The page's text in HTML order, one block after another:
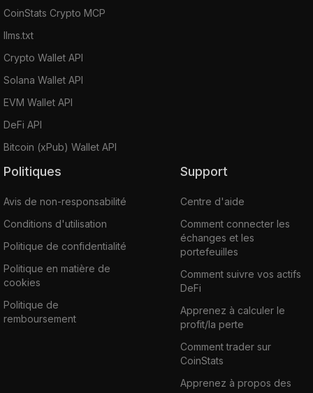
CoinStats Crypto MCP
llms.txt
Crypto Wallet API
Solana Wallet API
EVM Wallet API
DeFi API
Bitcoin (xPub) Wallet API
Politiques
Avis de non-responsabilité
Conditions d'utilisation
Politique de confidentialité
Politique en matière de
cookies
Politique de
remboursement
Support
Centre d'aide
Comment connecter les
échanges et les
portefeuilles
Comment suivre vos actifs
DeFi
Apprenez à calculer le
profit/la perte
Comment trader sur
CoinStats
Apprenez à propos des